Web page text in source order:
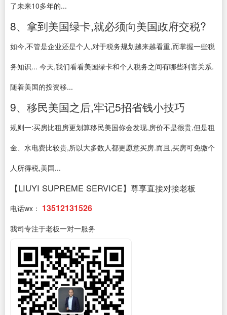
了未来10多年的...
8、拿到美国绿卡,就必须向美国政府交税?
如今,不管是企业还是个人,对于税务规划越来越看重,而掌握一些税
务知识... 今天,我们看看美国绿卡和个人税务之间有哪些利害关系.
随着美国的投资移...
9、移民美国之后,牢记5招省钱小技巧
规则一:买房比租房更划算移民美国你会发现,房价不是很贵,但是租
金、水电费比较贵,所以大多数人都更愿意买房.而且,买房可免缴个
人所得税,美国...
【LIUYI SUPREME SERVICE】尊享直接对接老板
电话wx： 13512131526
我司专注于老板一对一服务